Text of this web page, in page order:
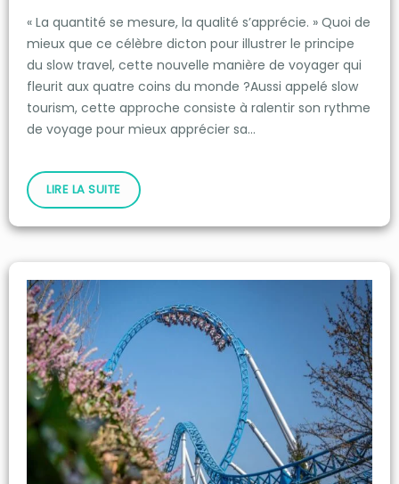
« La quantité se mesure, la qualité s’apprécie. » Quoi de
mieux que ce célèbre dicton pour illustrer le principe
du slow travel, cette nouvelle manière de voyager qui
fleurit aux quatre coins du monde ?Aussi appelé slow
tourism, cette approche consiste à ralentir son rythme
de voyage pour mieux apprécier sa…
LIRE LA SUITE